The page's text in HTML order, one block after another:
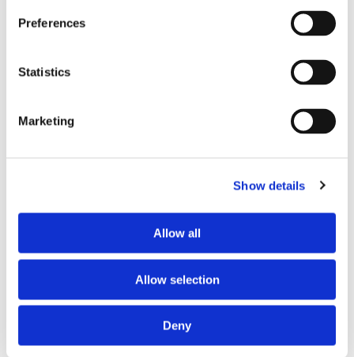
Preferences
Statistics
Marketing
Show details
Allow all
Allow selection
Deny
Sirius tar leverans av
nybygge